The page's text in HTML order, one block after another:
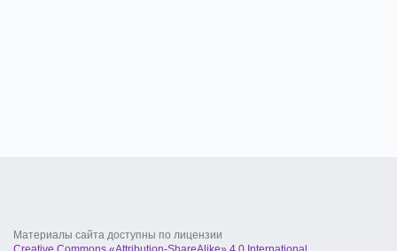
Материалы сайта доступны по лицензии